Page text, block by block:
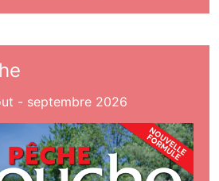
- septembre 2026